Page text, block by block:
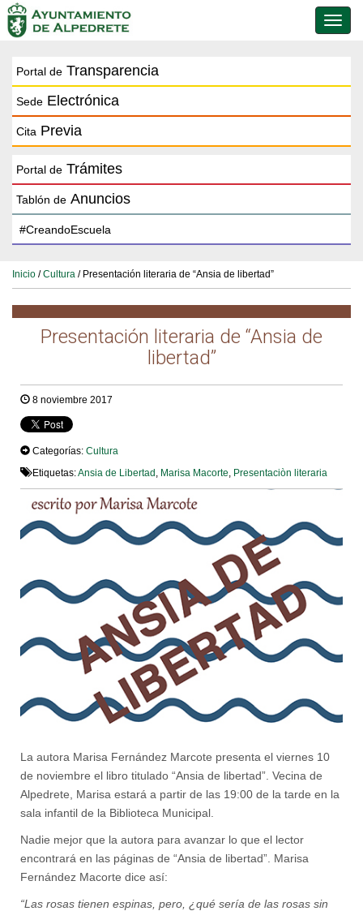
de
Portal de Transparencia
Sede Electrónica
Cita Previa
Portal de Trámites
Tablón de Anuncios
Inicio /Cultura / Presentación literaria de “Ansia de libertad”
Presentación literaria de “Ansia de
libertad”
8 noviembre 2017
Categorías: Cultura
Etiquetas:Ansia de Libertad Marisa Macorte Presentaciòn literaria
La autora Marisa Fernández Marcote presenta el viernes 10
de noviembre el libro titulado “Ansia de libertad”. Vecina de
Alpedrete, Marisa estará a partir de las 19:00 de la tarde en la
sala infantil de la Biblioteca Municipal.
Nadie mejor que la autora para avanzar lo que el lector
encontrará en las páginas de “Ansia de libertad”. Marisa
Fernández Macorte dice así:
“Las rosas tienen espinas, pero, ¿qué sería de las rosas sin